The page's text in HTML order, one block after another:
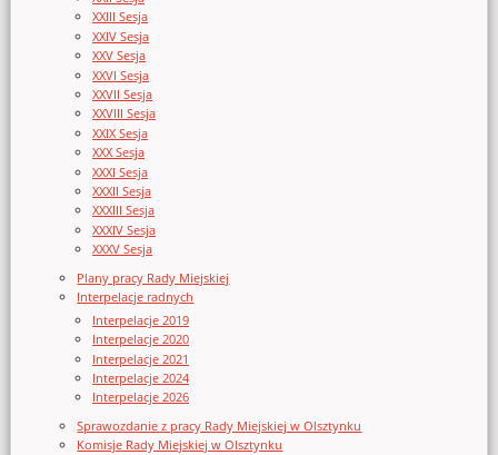
XXIII Sesja
XXIV Sesja
XXV Sesja
XXVI Sesja
XXVII Sesja
XXVIII Sesja
XXIX Sesja
XXX Sesja
XXXI Sesja
XXXII Sesja
XXXIII Sesja
XXXIV Sesja
XXXV Sesja
Plany pracy Rady Miejskiej
Interpelacje radnych
Interpelacje 2019
Interpelacje 2020
Interpelacje 2021
Interpelacje 2024
Interpelacje 2026
Sprawozdanie z pracy Rady Miejskiej w Olsztynku
Komisje Rady Miejskiej w Olsztynku